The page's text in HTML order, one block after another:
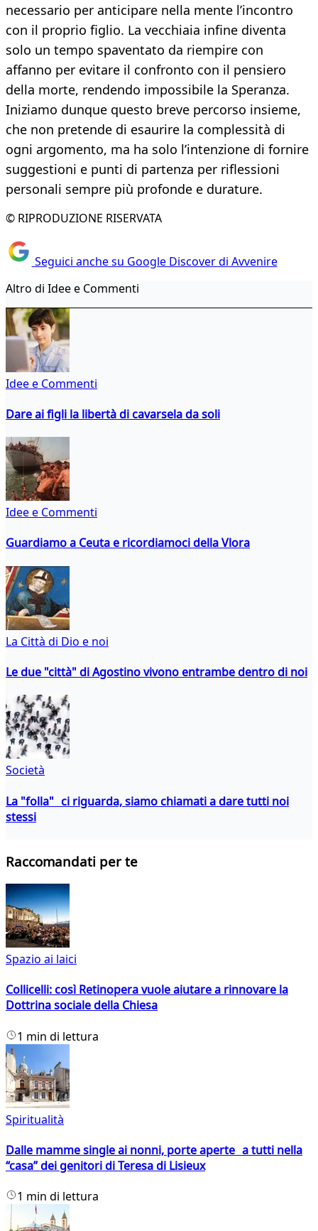
necessario per anticipare nella mente l’incontro
con il proprio figlio. La vecchiaia infine diventa
solo un tempo spaventato da riempire con
affanno per evitare il confronto con il pensiero
della morte, rendendo impossibile la Speranza.
Iniziamo dunque questo breve percorso insieme,
che non pretende di esaurire la complessità di
ogni argomento, ma ha solo l’intenzione di fornire
suggestioni e punti di partenza per riflessioni
personali sempre più profonde e durature.
© RIPRODUZIONE RISERVATA
Seguici anche su Google Discover di Avvenire
Altro di Idee e Commenti
Idee e Commenti
Dare ai figli la libertà di cavarsela da soli
Idee e Commenti
Guardiamo a Ceuta e ricordiamoci della Vlora
La Città di Dio e noi
Le due "città" di Agostino vivono entrambe dentro di noi
Società
La "folla" ci riguarda, siamo chiamati a dare tutti noi
stessi
Raccomandati per te
Spazio ai laici
Collicelli: così Retinopera vuole aiutare a rinnovare la
Dottrina sociale della Chiesa
1 min di lettura
Spiritualità
Dalle mamme single ai nonni, porte aperte a tutti nella
“casa” dei genitori di Teresa di Lisieux
1 min di lettura